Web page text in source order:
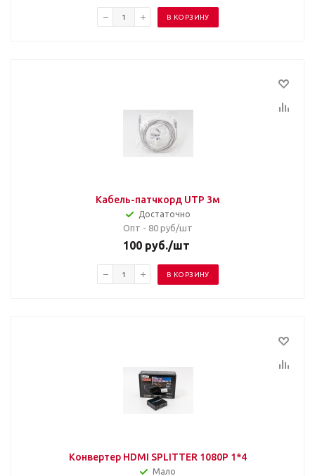
В КОРЗИНУ
Кабель-патчкорд UTP 3м
Достаточно
Опт - 80 руб/шт
100 руб./шт
В КОРЗИНУ
Конвертер HDMI SPLITTER 1080P 1*4
Мало